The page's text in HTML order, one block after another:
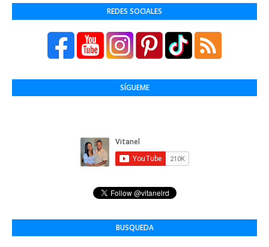
REDES SOCIALES
SÍGUEME
BUSQUEDA